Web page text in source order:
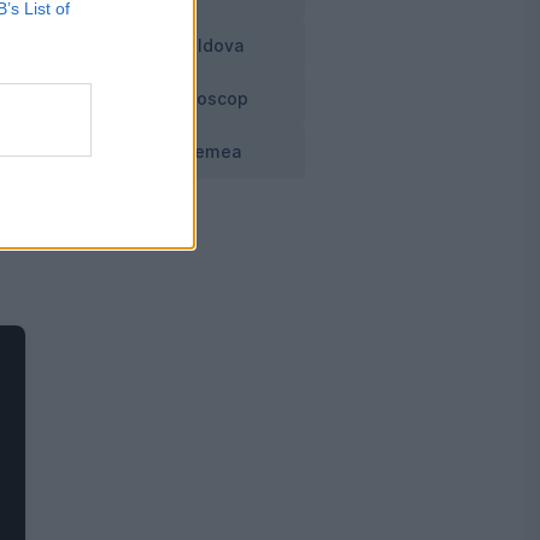
List of
Moldova
Horoscop
Vremea